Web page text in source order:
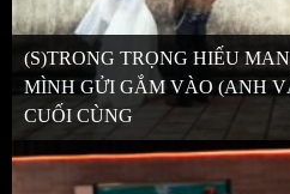
(S)TRONG TRỌNG HIẾU
MÌNH GỬI GẮM VÀO (ANH
CUỐI CÙNG